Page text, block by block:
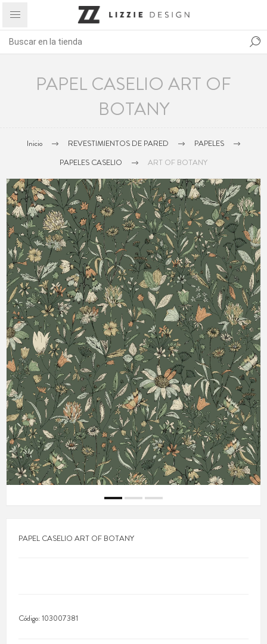
PAPEL CASELIO ART OF
BOTANY
Inicio REVESTIMIENTOS DE PARED
PAPELES
PAPELES CASELIO
ART OF BOTANY
PAPEL CASELIO ART OF BOTANY
Código:103007381